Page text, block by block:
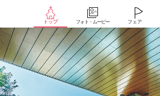
トップ フォト・ムービー フェア